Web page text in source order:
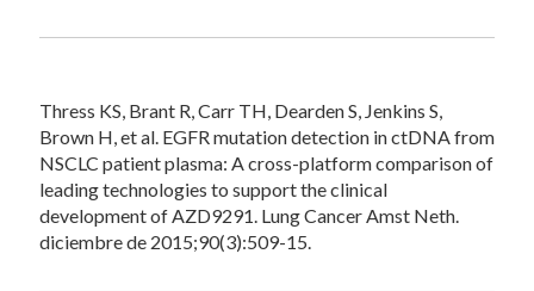
Thress KS, Brant R, Carr TH, Dearden S, Jenkins S,
Brown H, et al. EGFR mutation detection in ctDNA from
NSCLC patient plasma: A cross-platform comparison of
leading technologies to support the clinical
development of AZD9291. Lung Cancer Amst Neth.
diciembre de 2015;90(3):509-15.